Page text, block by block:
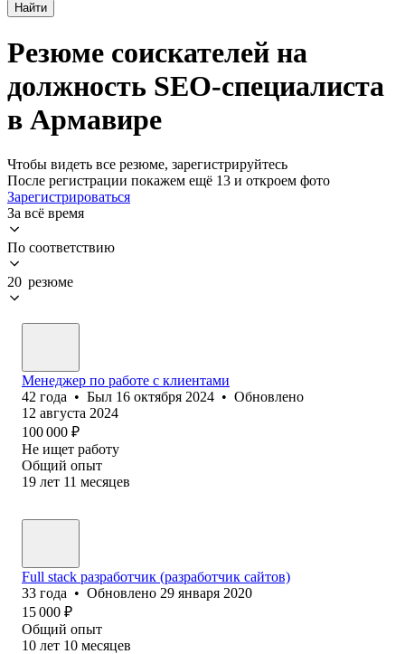
Найти
Резюме соискателей на
должность SEO-специалиста
в Армавире
Чтобы видеть все резюме, зарегистрируйтесь
После регистрации покажем ещё 13 и откроем фото
Зарегистрироваться
За всё время
По соответствию
20 резюме
Менеджер по работе с клиентами
42 года • Был 16 октября 2024 • Обновлено
12 августа 2024
100 000 ₽
Не ищет работу
Общий опыт
19 лет 11 месяцев
Full stack разработчик (разработчик сайтов)
33 года • Обновлено 29 января 2020
15 000 ₽
Общий опыт
10 лет 10 месяцев